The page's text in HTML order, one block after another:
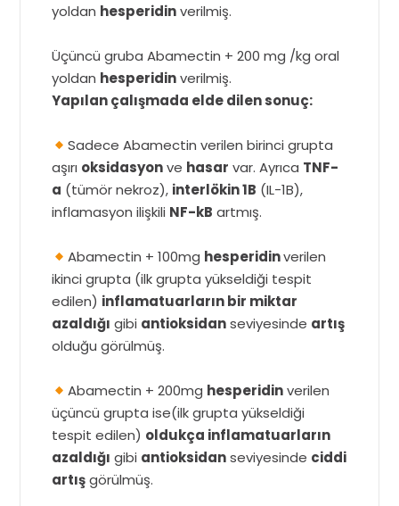
yoldan hesperidinverilmiş.
Üçüncü gruba Abamectin + 200 mg /kg oral
yoldan hesperidinverilmiş.
Yapılan çalışmada elde dilen sonuç:
Sadece Abamectin verilen birinci grupta
aşırı oksidasyonve hasar var. Ayrıca TNF-
a (tümör nekroz), interlökin 1B (IL-1B),
inflamasyon ilişkili NF-kB artmış.
Abamectin + 100mg hesperidinverilen
ikinci grupta (ilk grupta yükseldiği tespit
edilen) inflamatuarların bir miktar
azaldığı gibi antioksidanseviyesinde artış
olduğu görülmüş.
Abamectin + 200mg hesperidinverilen
üçüncü grupta ise(ilk grupta yükseldiği
tespit edilen) oldukça inflamatuarların
azaldığı gibi antioksidanseviyesinde ciddi
artışgörülmüş.